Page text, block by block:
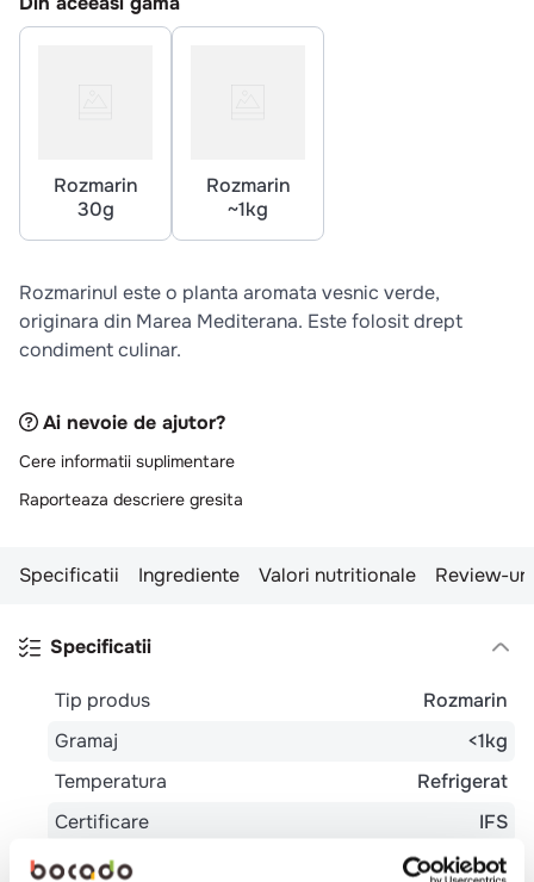
10.pizza
Rozmarin
30g
Rozmarin
~1kg
Rozmarinul este o planta aromata vesnic verde,
originara din Marea Mediterana. Este folosit drept
condiment culinar.
Ai nevoie de ajutor?
Cere informatii suplimentare
Raporteaza descriere gresita
Specificatii Ingrediente Valori nutritionale Review-uri
Specificatii
Tip produs
Rozmarin
Gramaj
<1kg
Temperatura
Refrigerat
Certificare
IFS
Tara de origine
Kenya